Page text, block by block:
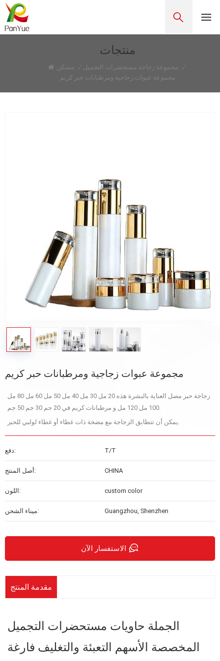
منتجات
مسكن / مجموعة زجاجة مستحضرات التجميل
/
مجموعة عبوات زجاجية ومرطبانات حبر كريم
مجموعة عبوات زجاجية ومرطبانات حبر كريم
زجاجة حبر مصل العناية بالبشرة هذه 20 مل 30 مل 40 مل 50 مل 60 مل 80 مل
100 مل 120 مل و مرطبانات كريم في 20 جم 30 جم 50 جم.
يمكن أن تتطابق الزجاجة مع مضخة ذات غطاء أو غطاء لولبي للحبر.
دفع: T/T
أصل المنتج: CHINA
اللون: custom color
ميناء الشحن: Guangzhou, Shenzhen
الاستفسار الآن
مقدمة المنتج
الجملة حاويات مستحضرات التجميل
المخصصة الأسهم التعبئة والتغليف فارغة